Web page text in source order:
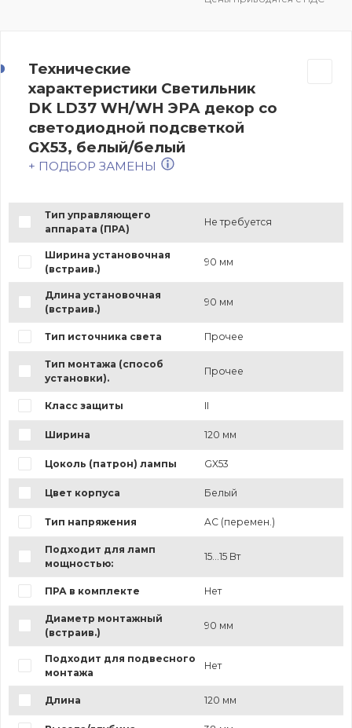
Технические
характеристики Светильник
DK LD37 WH/WH ЭРА декор cо
светодиодной подсветкой
GX53, белый/белый
+ ПОДБОР ЗАМЕНЫ
Тип управляющего
аппарата (ПРА)
Не требуется
Ширина установочная
(встраив.)
90 мм
Длина установочная
(встраив.)
90 мм
Тип источника света Прочее
Тип монтажа (способ
установки).
Прочее
Класс защиты II
Ширина 120 мм
Цоколь (патрон) лампы GX53
Цвет корпуса Белый
Тип напряжения AC (перемен.)
Подходит для ламп
мощностью:
15...15 Вт
ПРА в комплекте Нет
Диаметр монтажный
(встраив.)
90 мм
Подходит для подвесного
монтажа
Нет
Длина 120 мм